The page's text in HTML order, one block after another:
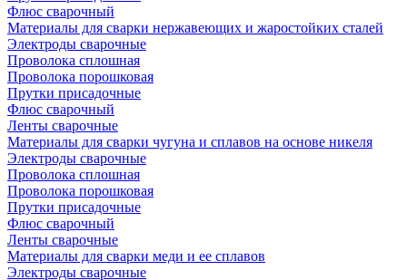
Флюс сварочный
Материалы для сварки нержавеющих и жаростойких сталей
Электроды сварочные
Проволока сплошная
Проволока порошковая
Прутки присадочные
Флюс сварочный
Ленты сварочные
Материалы для сварки чугуна и сплавов на основе никеля
Электроды сварочные
Проволока сплошная
Проволока порошковая
Прутки присадочные
Флюс сварочный
Ленты сварочные
Материалы для сварки меди и ее сплавов
Электроды сварочные